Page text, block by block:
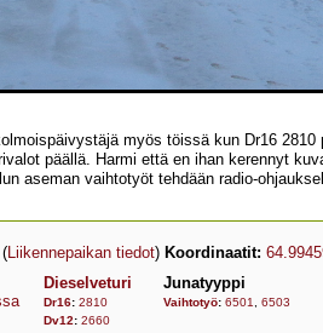
myös töissä kun Dr16
päällä. Harmi että en ihan kerennyt
aseman vaihtotyöt tehdään radio-
Liikennepaikan tiedot) Koordinaatit:
Dieselveturi
Dr16: 2810
Dv12: 2660
Junatyyppi
Vaihtotyö: 6501 6503